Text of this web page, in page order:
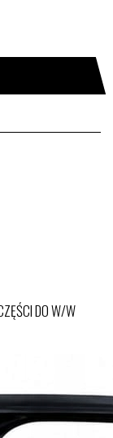
DO W/W